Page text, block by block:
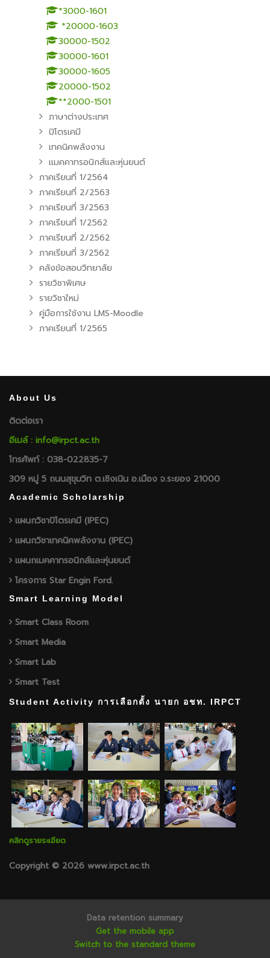
*3000-1601
*20000-1603
30000-1502
30000-1601
30000-1605
20000-1502
**2000-1501
ภาษาต่างประเทศ
ปิโตรเคมี
เทคนิคพลังงาน
แมคคาทรอนิกส์และหุ่นยนต์
ภาคเรียนที่ 1/2564
ภาคเรียนที่ 2/2563
ภาคเรียนที่ 3/2563
ภาคเรียนที่ 1/2562
ภาคเรียนที่ 2/2562
ภาคเรียนที่ 3/2562
คลังข้อสอบวิทยาลัย
รายวิชาพิเศษ
รายวิชาใหม่
คู่มือการใช้งาน LMS-Moodle
ภาคเรียนที่ 1/2565
About Us
ติดต่อเรา
อีเมล์ : info@irpct.ac.th
โทรศัพท์ : 038-022835-7
309 หมู่ 5 ถนนสุขุมวิท ต.เชิงเนิน อ.เมือง จ.ระยอง 21000
Academic Scholarship
แผนกวิชาปิโตรเคมี (IPEC)
แผนกวิชาเทคนิคพลังงาน (IPEC)
แผนกเมคคาทรอนิกส์และหุ่นยนต์
โครงการ Star Engin Ford.
Smart Learning Model
Smart Class Room
Smart Media
Smart Lab
Smart Test
Student Activity การเลือกตั้ง นายก อชท. IRPCT
คลิกดูรายระเอียด
Copyright © 2026 www.irpct.ac.th
Data retention summary
Get the mobile app
Switch to the standard theme